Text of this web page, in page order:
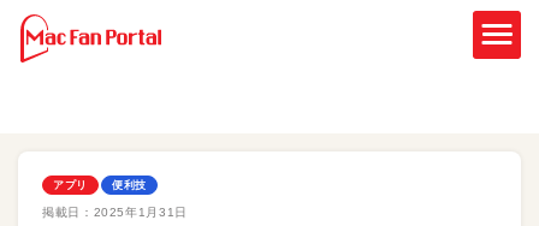
アプリ 便利技
掲載日： 2025年1月31日